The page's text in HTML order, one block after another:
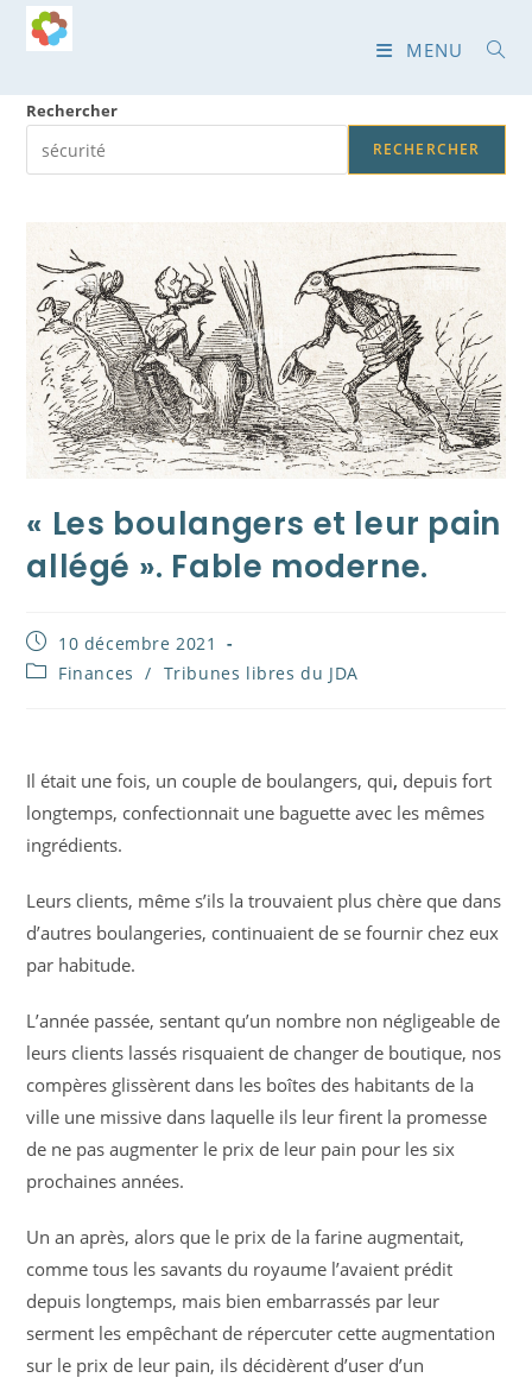
Skip
MENU
Rechercher
RECHERCHER
« Les boulangers et leur pain
allégé ». Fable moderne.
Publication
publiée :
10 décembre 2021
PostFinances / Tribunes libres du JDA
Il était une fois, un couple de boulangers, qui, depuis fort
longtemps, confectionnait une baguette avec les mêmes
ingrédients.
Leurs clients, même s’ils la trouvaient plus chère que dans
d’autres boulangeries, continuaient de se fournir chez eux
par habitude.
L’année passée, sentant qu’un nombre non négligeable de
leurs clients lassés risquaient de changer de boutique, nos
compères glissèrent dans les boîtes des habitants de la
ville une missive dans laquelle ils leur firent la promesse
de ne pas augmenter le prix de leur pain pour les six
prochaines années.
Un an après, alors que le prix de la farine augmentait,
comme tous les savants du royaume l’avaient prédit
depuis longtemps, mais bien embarrassés par leur
serment les empêchant de répercuter cette augmentation
sur le prix de leur pain, ils décidèrent d’user d’un